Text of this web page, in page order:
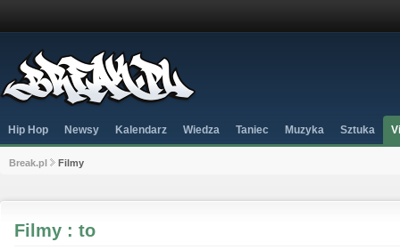
Hip Hop Newsy Kalendarz Wiedza Taniec Muzyka Sztuka
Break.pl Filmy
Filmy : to